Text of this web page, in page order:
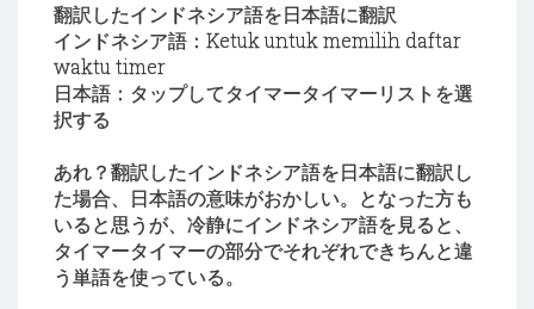
翻訳したインドネシア語を日本語に翻訳
インドネシア語：Ketuk untuk memilih daftar
waktu timer
日本語：タップしてタイマータイマーリストを選
択する
あれ？翻訳したインドネシア語を日本語に翻訳し
た場合、日本語の意味がおかしい。となった方も
いると思うが、冷静にインドネシア語を見ると、
タイマータイマーの部分でそれぞれできちんと違
う単語を使っている。